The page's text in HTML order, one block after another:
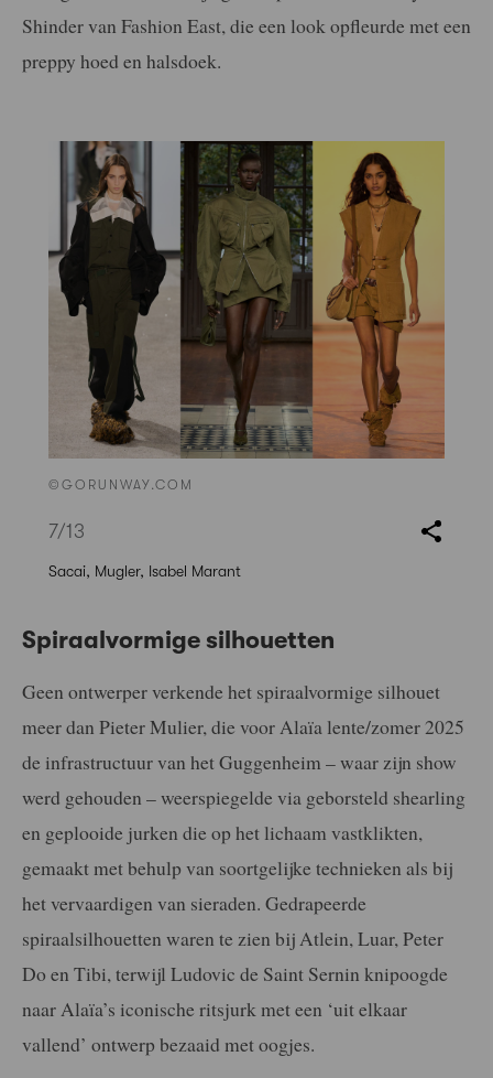
Shinder van Fashion East, die een look opfleurde met een
preppy hoed en halsdoek.
©GORUNWAY.COM
7/13
Sacai, Mugler, Isabel Marant
Spiraalvormige silhouetten
Geen ontwerper verkende het spiraalvormige silhouet
meer dan Pieter Mulier, die voor Alaïa lente/zomer 2025
de infrastructuur van het Guggenheim – waar zijn show
werd gehouden – weerspiegelde via geborsteld shearling
en geplooide jurken die op het lichaam vastklikten,
gemaakt met behulp van soortgelijke technieken als bij
het vervaardigen van sieraden. Gedrapeerde
spiraalsilhouetten waren te zien bij Atlein, Luar, Peter
Do en Tibi, terwijl Ludovic de Saint Sernin knipoogde
naar Alaïa’s iconische ritsjurk met een ‘uit elkaar
vallend’ ontwerp bezaaid met oogjes.